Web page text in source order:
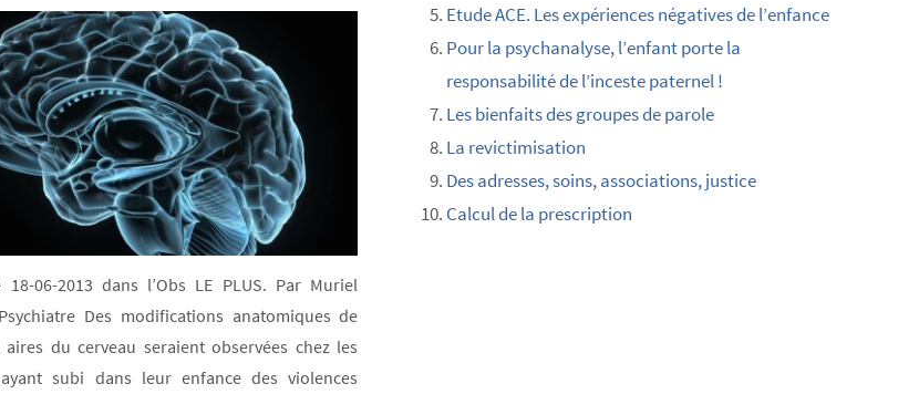
06-2013 dans l’Obs LE PLUS. Par Muriel
Des modifications anatomiques de
aires du cerveau seraient observées chez les
subi dans leur enfance des violences
Etude ACE. Les expériences négatives de l’enfance
Pour la psychanalyse, l’enfant porte la
responsabilité de l’inceste paternel !
Les bienfaits des groupes de parole
La revictimisation
Des adresses, soins, associations, justice
Calcul de la prescription